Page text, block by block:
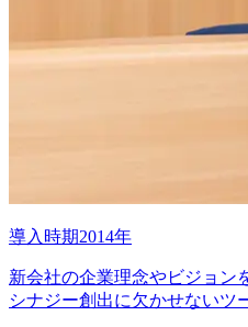
導入時期2014年
新会社の企業理念やビジョン
シナジー創出に欠かせないツ